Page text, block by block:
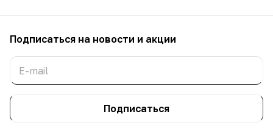
Подписаться на новости и акции
Подписаться